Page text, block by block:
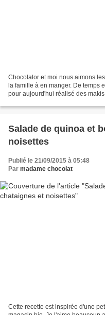
Chocolator et moi nous aimons
la famille à en manger. De temps
pour aujourd'hui réalisé des
Salade de quinoa et
noisettes
Publié le 21/09/2015 à 05:48
Par madame chocolat
Cette recette est inspirée d'une